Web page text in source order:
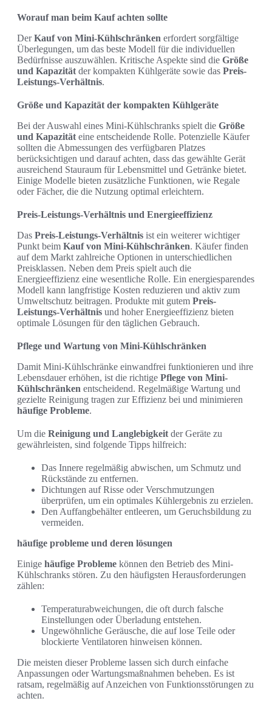
Worauf man beim Kauf achten sollte
DerKauf von Mini-Kühlschränken erfordert sorgfältige
Überlegungen, um das beste Modell für die individuellen
Bedürfnisse auszuwählen. Kritische Aspekte sind die Größe
und Kapazität der kompakten Kühlgeräte sowie das Preis-
Leistungs-Verhältnis.
Größe und Kapazität der kompakten Kühlgeräte
Bei der Auswahl eines Mini-Kühlschranks spielt die Größe
und Kapazität eine entscheidende Rolle. Potenzielle Käufer
sollten die Abmessungen des verfügbaren Platzes
berücksichtigen und darauf achten, dass das gewählte Gerät
ausreichend Stauraum für Lebensmittel und Getränke bietet.
Einige Modelle bieten zusätzliche Funktionen, wie Regale
oder Fächer, die die Nutzung optimal erleichtern.
Preis-Leistungs-Verhältnis und Energieeffizienz
Das Preis-Leistungs-Verhältnis ist ein weiterer wichtiger
Punkt beim Kauf von Mini-Kühlschränken. Käufer finden
auf dem Markt zahlreiche Optionen in unterschiedlichen
Preisklassen. Neben dem Preis spielt auch die
Energieeffizienz eine wesentliche Rolle. Ein energiesparendes
Modell kann langfristige Kosten reduzieren und aktiv zum
Umweltschutz beitragen. Produkte mit gutem Preis-
Leistungs-Verhältnis und hoher Energieeffizienz bieten
optimale Lösungen für den täglichen Gebrauch.
Pflege und Wartung von Mini-Kühlschränken
Damit Mini-Kühlschränke einwandfrei funktionieren und ihre
Lebensdauer erhöhen, ist die richtige Pflege von Mini-
Kühlschränken entscheidend. Regelmäßige Wartung und
gezielte Reinigung tragen zur Effizienz bei und minimieren
häufige Probleme.
Um die Reinigung und Langlebigkeit der Geräte zu
gewährleisten, sind folgende Tipps hilfreich:
Das Innere regelmäßig abwischen, um Schmutz und
Rückstände zu entfernen.
Dichtungen auf Risse oder Verschmutzungen
überprüfen, um ein optimales Kühlergebnis zu erzielen.
Den Auffangbehälter entleeren, um Geruchsbildung zu
vermeiden.
häufige probleme und deren lösungen
Einige häufige Probleme können den Betrieb des Mini-
Kühlschranks stören. Zu den häufigsten Herausforderungen
zählen:
Temperaturabweichungen, die oft durch falsche
Einstellungen oder Überladung entstehen.
Ungewöhnliche Geräusche, die auf lose Teile oder
blockierte Ventilatoren hinweisen können.
Die meisten dieser Probleme lassen sich durch einfache
Anpassungen oder Wartungsmaßnahmen beheben. Es ist
ratsam, regelmäßig auf Anzeichen von Funktionsstörungen zu
achten.